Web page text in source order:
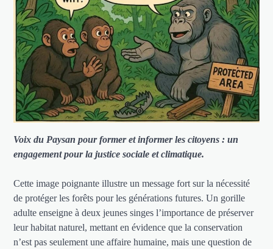
Voix du Paysan pour former et informer les citoyens : un
engagement pour la justice sociale et climatique.
Cette image poignante illustre un message fort sur la nécessité
de protéger les forêts pour les générations futures. Un gorille
adulte enseigne à deux jeunes singes l’importance de préserver
leur habitat naturel, mettant en évidence que la conservation
n’est pas seulement une affaire humaine, mais une question de